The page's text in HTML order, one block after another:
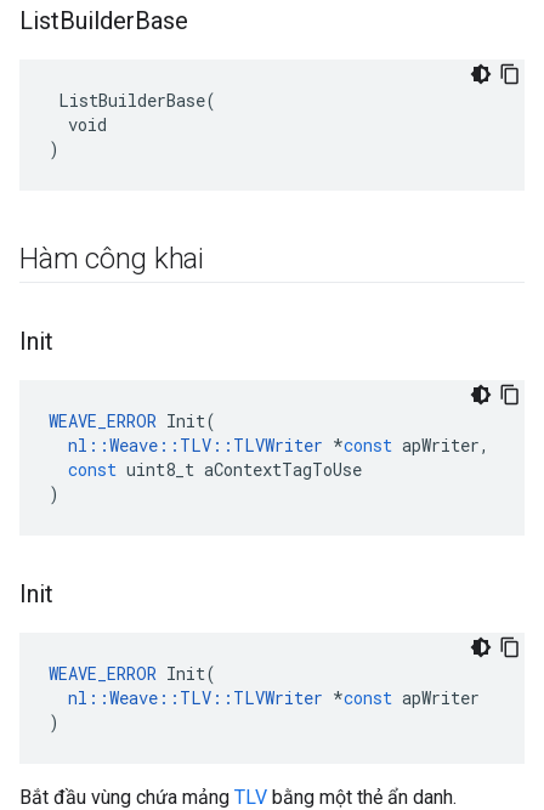
ListBuilderBase
ListBuilderBase(
  void
)
Hàm công khai
Init
WEAVE_ERROR Init(
nl ::Weave :: TLV :: TLVWriter *const apWriter,
const uint8_t aContextTagToUse
)
Init
WEAVE_ERROR Init(
nl ::Weave :: TLV :: TLVWriter *const apWriter
)
Bắt đầu vùng chứa mảng TLV bằng một thẻ ẩn danh.